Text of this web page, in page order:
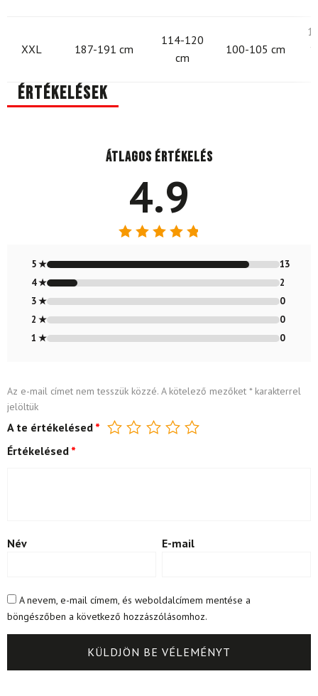
XXL 187-191 cm
114-120
cm
100-105 cm
Értékelések
Átlagos értékelés
4.9
4.87/ 5
5 ★
13
4 ★
2
3 ★
0
2 ★
0
1 ★
0
Az e-mail címet nem tesszük közzé. A kötelező mezőket *karakterrel
jelöltük
A te értékelésed *
Értékelésed *
Név E-mail
A nevem, e-mail címem, és weboldalcímem mentése a
böngészőben a következő hozzászólásomhoz.